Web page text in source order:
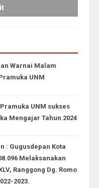
Warnai Malam
UNM
UNM sukses
Mengajar Tahun 2024
: Gugusdepan Kota
Melaksanakan
Ranggong Dg. Romo
2023.